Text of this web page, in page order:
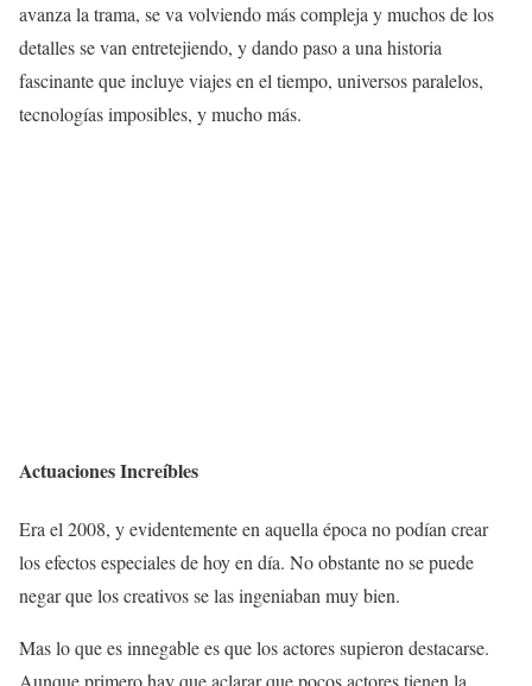
avanza la trama, se va volviendo más compleja y muchos de los
detalles se van entretejiendo, y dando paso a una historia
fascinante que incluye viajes en el tiempo, universos paralelos,
tecnologías imposibles, y mucho más.
Actuaciones Increíbles
Era el 2008, y evidentemente en aquella época no podían crear
los efectos especiales de hoy en día. No obstante no se puede
negar que los creativos se las ingeniaban muy bien.
Mas lo que es innegable es que los actores supieron destacarse.
Aunque primero hay que aclarar que pocos actores tienen la